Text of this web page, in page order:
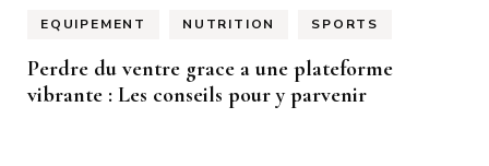
EQUIPEMENT NUTRITION SPORTS
Perdre du ventre grace a une plateforme
vibrante : Les conseils pour y parvenir